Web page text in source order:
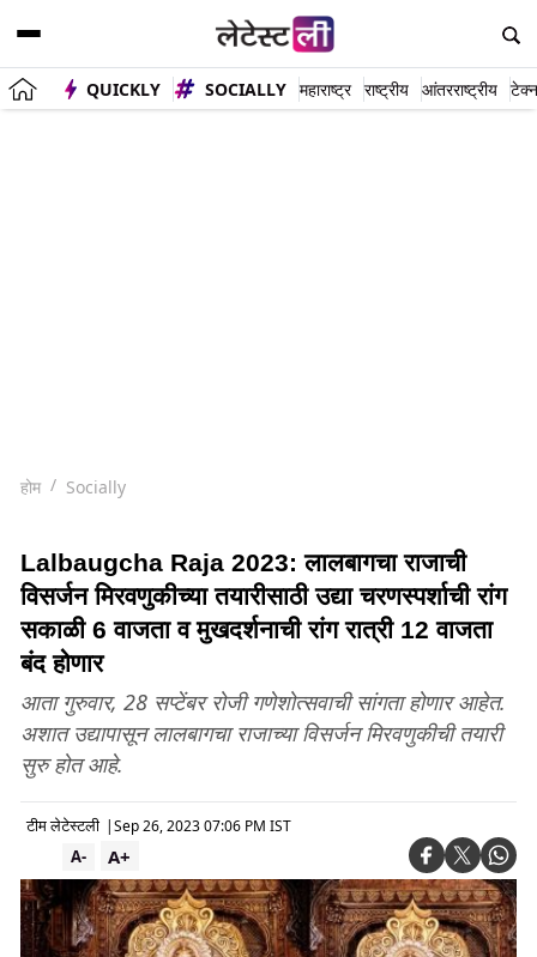
QUICKLY SOCIALLY महाराष्ट्र राष्ट्रीय आंतरराष्ट्रीय
होम Socially
Lalbaugcha Raja 2023: लालबागचा राजाची
विसर्जन मिरवणुकीच्या तयारीसाठी उद्या चरणस्पर्शाची रांग
सकाळी 6 वाजता व मुखदर्शनाची रांग रात्री 12 वाजता
बंद होणार
आता गुरुवार, 28 सप्टेंबर रोजी गणेशोत्सवाची सांगता होणार आहेत.
अशात उद्यापासून लालबागचा राजाच्या विसर्जन मिरवणुकीची तयारी
सुरु होत आहे.
टीम लेटेस्टली |Sep 26, 2023 07:06 PM IST
A+
A-